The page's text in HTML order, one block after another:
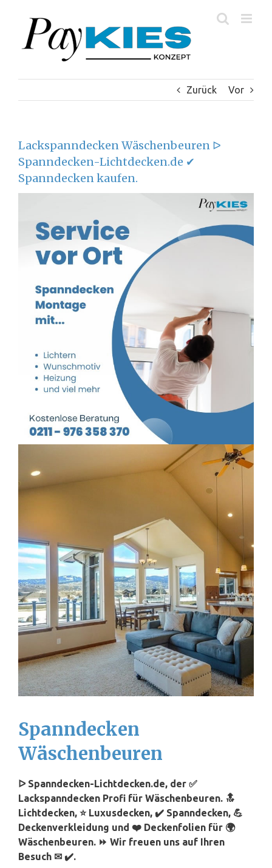
springen
Zurück Vor
Lackspanndecken Wäschenbeuren ᐅ
Spanndecken-Lichtdecken.de ✔
Spanndecken kaufen.
Spanndecken
Wäschenbeuren
ᐅ Spanndecken-Lichtdecken.de, der ✅
Lackspanndecken Profi für Wäschenbeuren. 🔝
Lichtdecken, ⭐ Luxusdecken, ✔️ Spanndecken, 💪
Deckenverkleidung und ❤️ Deckenfolien für 🌍
Wäschenbeuren. ⏩ Wir freuen uns auf Ihren
Besuch ✉ ✔️.